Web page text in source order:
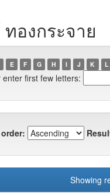
องกระจาย
E F G H I J K L
enter first few letters:
Showing